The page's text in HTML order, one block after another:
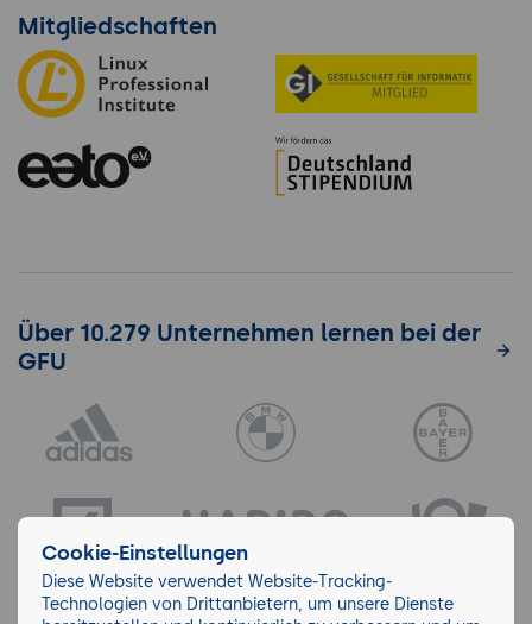
Mitgliedschaften
Über 10.279 Unternehmen lernen bei der
GFU
Cookie-Einstellungen
Diese Website verwendet Website-Tracking-
Technologien von Drittanbietern, um unsere Dienste